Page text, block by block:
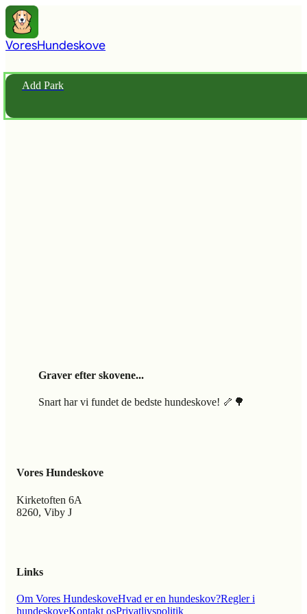
VoresHundeskove
Add Park
Graver efter skovene...
Snart har vi fundet de bedste hundeskove! 🦴🌳
Vores Hundeskove
Kirketoften 6A
8260, Viby J
Links
Om Vores HundeskoveHvad er en hundeskov?Regler i
hundeskoveKontakt osPrivatlivspolitik